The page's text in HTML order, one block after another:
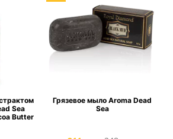
Sea
Butter
Грязевое мыло Aroma Dead
Sea